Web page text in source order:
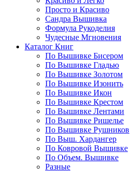
Просто и Красиво
Сандра Вышивка
Формула Рукоделия
Чудесные Мгновения
Каталог Книг
По Вышивке Бисером
По Вышивке Гладью
По Вышивке Золотом
По Вышивке Изонить
По Вышивке Икон
По Вышивке Крестом
По Вышивке Лентами
По Вышивке Ришелье
По Вышивке Рушников
По Выш. Хардангер
По Ковровой Вышивке
По Объем. Вышивке
Разные